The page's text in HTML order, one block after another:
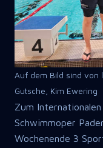
Auf dem Bild sind von
Gutsche, Kim Ewering
Zum
Schwimmoper
Wochenende 3